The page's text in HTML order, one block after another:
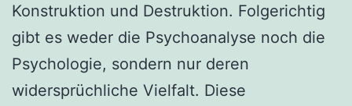
Konstruktion und Destruktion. Folgerichtig
gibt es weder die Psychoanalyse noch die
Psychologie, sondern nur deren
widersprüchliche Vielfalt. Diese